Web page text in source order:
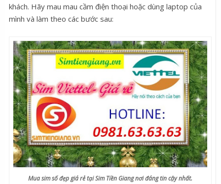
khách. Hãy mau mau cầm điện thoại hoặc dùng laptop của
mình và làm theo các bước sau:
Mua sim số đẹp giá rẻ tại Sim Tiền Giang nơi đáng tin cậy nhất.